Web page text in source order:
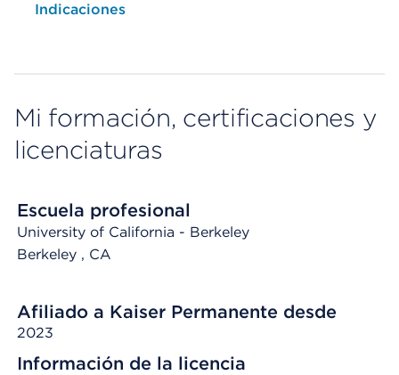
Opens native map application on mobile devices
Indicaciones
Mi formación, certificaciones y
licenciaturas
Escuela profesional
University of California - Berkeley
Berkeley , CA
Afiliado a Kaiser Permanente desde
2023
Información de la licencia